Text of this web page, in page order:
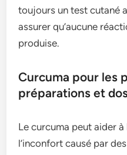
toujours un test cutané
assurer qu’aucune
produise.
Curcuma pour les
préparations et
Le curcuma peut aider
l’inconfort causé par